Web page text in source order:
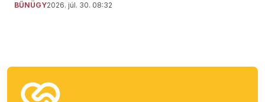
BŰNÜGY2026. júl. 30. 08:32